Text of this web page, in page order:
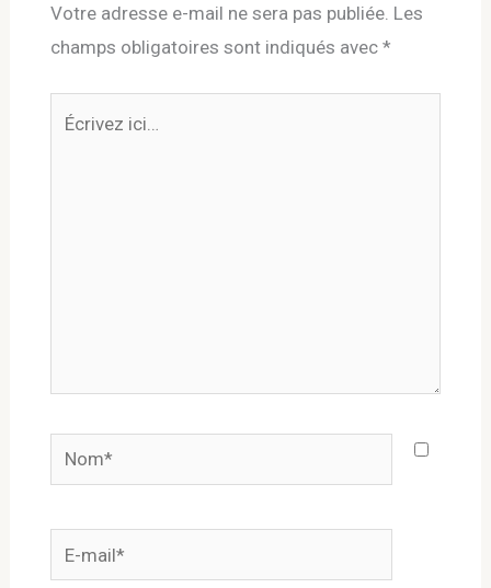
Votre adresse e-mail ne sera pas publiée. Les
champs obligatoires sont indiqués avec *
Nom*
mail*